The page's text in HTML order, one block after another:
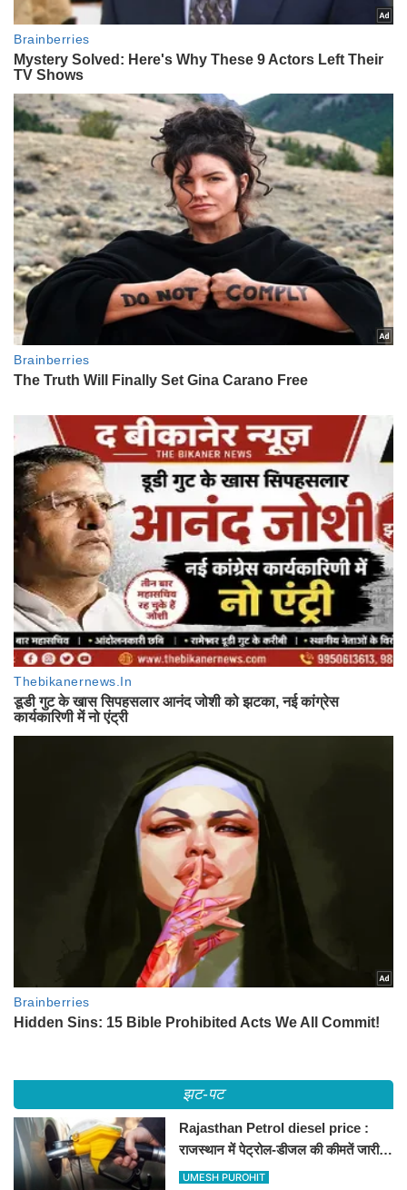
झट-पट
Rajasthan Petrol diesel price :
राजस्थान में पेट्रोल-डीजल की कीमतें जारी,
जानिए बीकानेर समेत पुरे प्रदेश में नए रेट
UMESH PUROHIT